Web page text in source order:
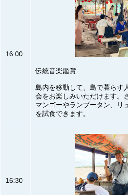
16:00
伝統音楽鑑賞
島内を移動して、島で暮らす
会をお楽しみいただけます。
マンゴーやランブータン、リ
を試食できます。
16:30